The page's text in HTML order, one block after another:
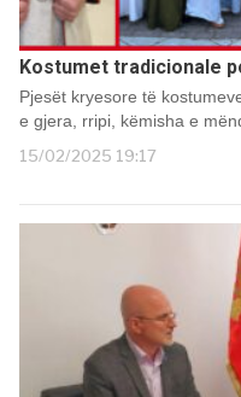
Kostumet tradicionale
Pjesët kryesore të
e gjera, rripi, këmisha e
15/02/2025 19:17